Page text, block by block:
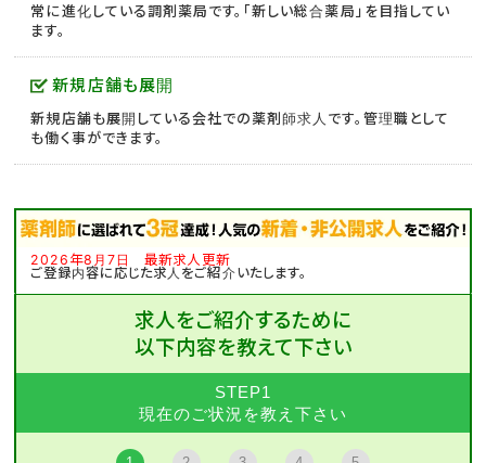
常に進化している調剤薬局です。「新しい総合薬局」を目指してい
ます。
新規店舗も展開
新規店舗も展開している会社での薬剤師求人です。管理職として
も働く事ができます。
2026年8月7日 最新求人更新
ご登録内容に応じた求人をご紹介いたします。
求人をご紹介するために
以下内容を教えて下さい
STEP1
現在のご状況を教え下さい